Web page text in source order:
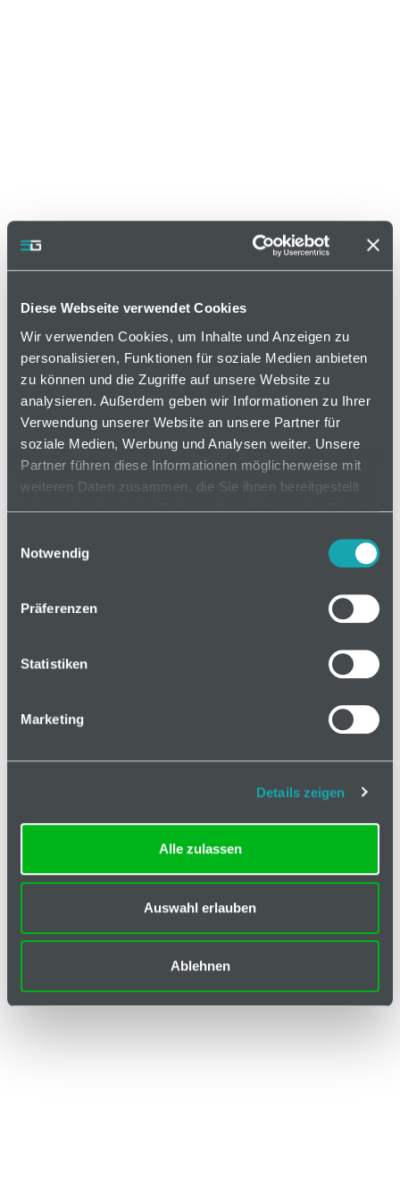
Diese Webseite verwendet Cookies
Wir verwenden Cookies, um Inhalte und Anzeigen zu
personalisieren, Funktionen für soziale Medien anbieten
zu können und die Zugriffe auf unsere Website zu
analysieren. Außerdem geben wir Informationen zu Ihrer
Verwendung unserer Website an unsere Partner für
soziale Medien, Werbung und Analysen weiter. Unsere
Partner führen diese Informationen möglicherweise mit
weiteren Daten zusammen, die Sie ihnen bereitgestellt
haben oder die sie im Rahmen Ihrer Nutzung der Dienste
Notwendig
Präferenzen
Statistiken
Marketing
Details zeigen
Alle zulassen
Auswahl erlauben
Ablehnen